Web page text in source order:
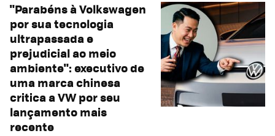
"Parabéns à Volkswagen
por sua tecnologia
ultrapassada e
prejudicial ao meio
ambiente": executivo de
uma marca chinesa
critica a VW por seu
lançamento mais
recente